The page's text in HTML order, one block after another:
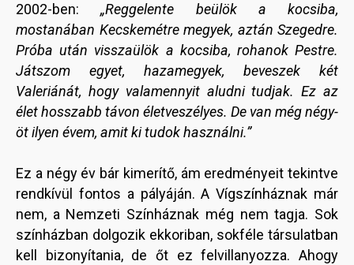
2002-ben:„Reggelente beülök a kocsiba,
mostanában Kecskemétre megyek, aztán Szegedre.
Próba után visszaülök a kocsiba, rohanok Pestre.
Játszom egyet, hazamegyek, beveszek két
Valeriánát, hogy valamennyit aludni tudjak. Ez az
élet hosszabb távon életveszélyes. De van még négy-
öt ilyen évem, amit ki tudok használni.”
Ez a négy év bár kimerítő, ám eredményeit tekintve
rendkívül fontos a pályáján. A Vígszínháznak már
nem, a Nemzeti Színháznak még nem tagja. Sok
színházban dolgozik ekkoriban, sokféle társulatban
kell bizonyítania, de őt ez felvillanyozza. Ahogy